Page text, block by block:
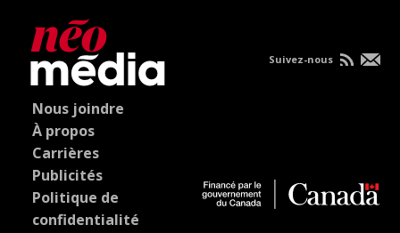
Nous joindre
À propos
Carrières
Publicités
Politique de
confidentialité
Suivez-nous